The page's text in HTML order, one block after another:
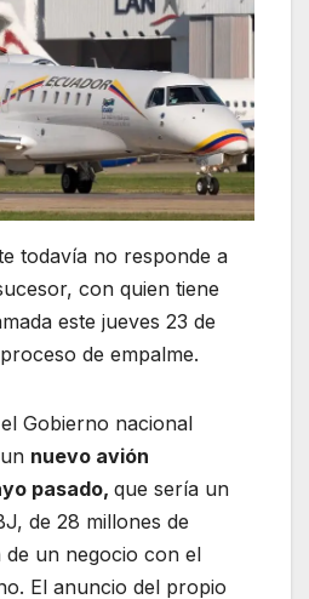
todavía no responde a
con quien tiene
este jueves 23 de
de empalme.
Gobierno nacional
nuevo avión
pasado, que sería un
de 28 millones de
de un negocio con el
El anuncio del propio